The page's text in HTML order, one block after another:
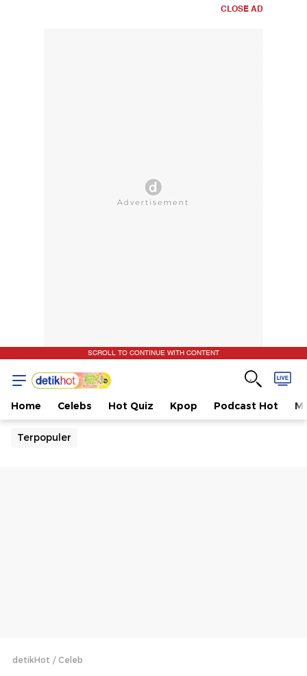
CLOSE AD
SCROLL TO CONTINUE WITH CONTENT
Home Celebs Hot Quiz Kpop Podcast Hot
Terpopuler
detikHot Celeb